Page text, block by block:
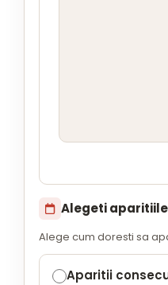
Alegeti
Alege cum doresti sa
Aparitii